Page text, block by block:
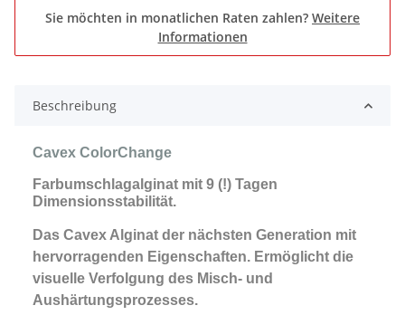
Sie möchten in monatlichen Raten zahlen? Weitere
Informationen
Beschreibung
Cavex ColorChange
Farbumschlagalginat mit 9 (!) Tagen
Dimensionsstabilität.
Das Cavex Alginat der nächsten Generation mit
hervorragenden Eigenschaften. Ermöglicht die
visuelle Verfolgung des Misch- und
Aushärtungsprozesses.